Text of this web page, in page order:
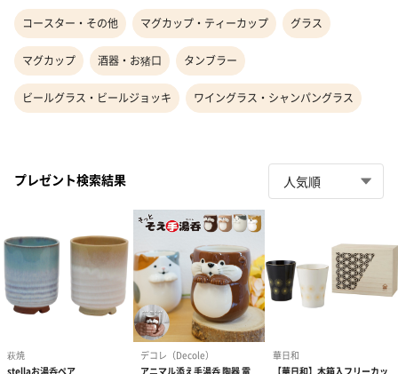
コースター・その他 マグカップ・ティーカップ グラス
マグカップ 酒器・お猪口 タンブラー
ビールグラス・ビールジョッキ ワイングラス・シャンパングラス
プレゼント検索結果